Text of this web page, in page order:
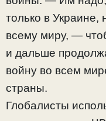
только в
всему миру, —
и дальше
войну во всем
страны.
Глобалисты